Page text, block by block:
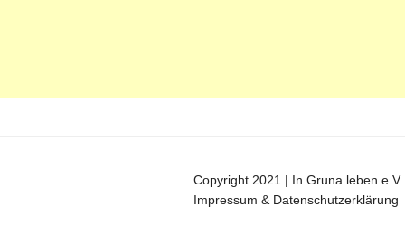
Copyright 2021 | In Gruna leben e.V.
Impressum & Datenschutzerklärung